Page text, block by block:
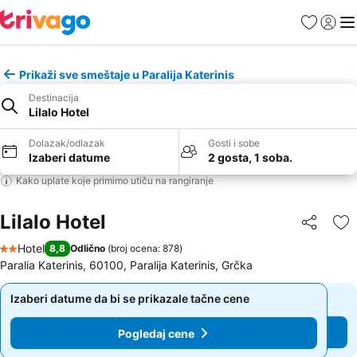
FavoritiPrijavi
Prikaži sve smeštaje u Paralija Katerinis
Destinacija
Lilalo Ηotel
Dolazak/odlazak
Izaberi datume
Gosti i sobe
2 gosta, 1 soba.
Kako uplate koje primimo utiču na rangiranje
Lilalo Ηotel Deli
2 Zvezdice
Hotel 8,8 Odlično (broj ocena: 878)
Paralia Katerinis, 60100, Paralija Katerinis, Grčka
Izaberi datume da bi se prikazale tačne cene
Pogledaj cene
Izaberi datume da bi se prikazale tačne cene
Pogledaj cene